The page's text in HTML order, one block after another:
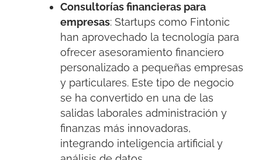
Consultorías financieras para
empresas: Startups como Fintonic
han aprovechado la tecnología para
ofrecer asesoramiento financiero
personalizado a pequeñas empresas
y particulares. Este tipo de negocio
se ha convertido en una de las
salidas laborales administración y
finanzas más innovadoras,
integrando inteligencia artificial y